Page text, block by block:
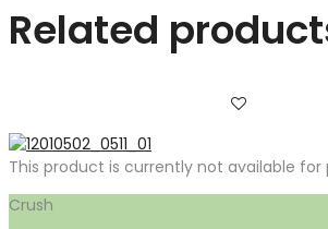
Related
This product is currently not available for
Crush